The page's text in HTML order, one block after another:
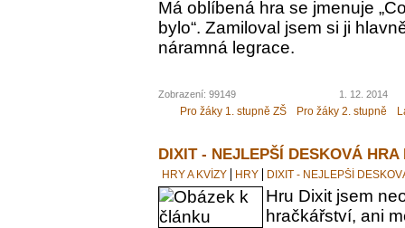
Má oblíbená hra se jmenuje
bylo“. Zamiloval jsem si ji
náramná legrace.
Zobrazení: 99149 1. 12. 2014
Pro žáky 1. stupně ZŠ Pro žáky 2. stupně
DIXIT - NEJLEPŠÍ DESKOVÁ HRA
HRY A KVÍZY HRY DIXIT - NEJLEPŠÍ
Hru Dixit jsem
hračkářství, ani